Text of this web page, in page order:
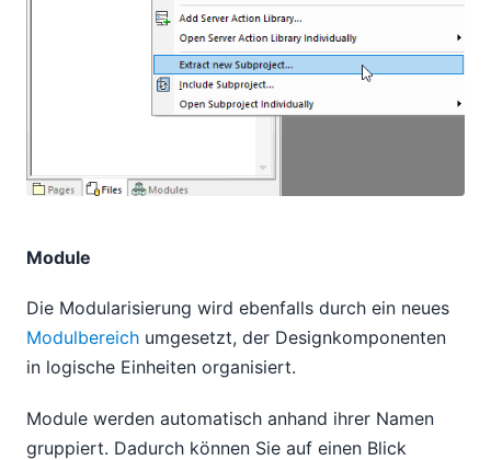
Module
Die Modularisierung wird ebenfalls durch ein neues
Modulbereich umgesetzt, der Designkomponenten
in logische Einheiten organisiert.
Module werden automatisch anhand ihrer Namen
gruppiert. Dadurch können Sie auf einen Blick